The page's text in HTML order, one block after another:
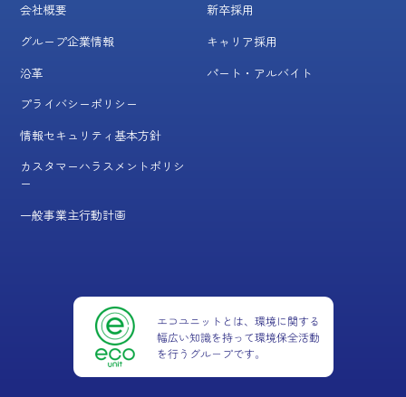
会社概要
グループ企業情報
沿革
プライバシーポリシー
情報セキュリティ基本方針
カスタマーハラスメントポリシ
ー
一般事業主行動計画
新卒採用
キャリア採用
パート・アルバイト